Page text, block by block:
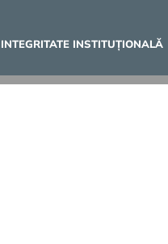
INTEGRITATE INSTITUȚIONALĂ